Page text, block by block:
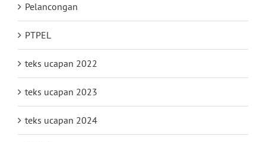
Pelancongan
PTPEL
teks ucapan 2022
teks ucapan 2023
teks ucapan 2024